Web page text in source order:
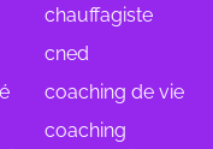
chauffagiste
cned
coaching de vie
coaching